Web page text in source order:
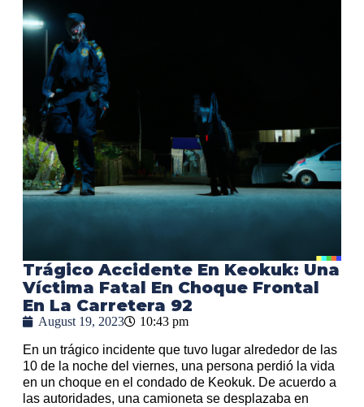
Trágico Accidente En Keokuk: Una
Víctima Fatal En Choque Frontal
En La Carretera 92
August 19, 2023 10:43 pm
En un trágico incidente que tuvo lugar alrededor de las
10 de la noche del viernes, una persona perdió la vida
en un choque en el condado de Keokuk. De acuerdo a
las autoridades, una camioneta se desplazaba en